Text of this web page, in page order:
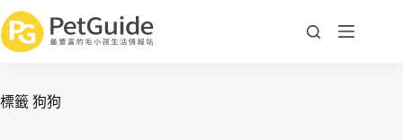
標籤 狗狗